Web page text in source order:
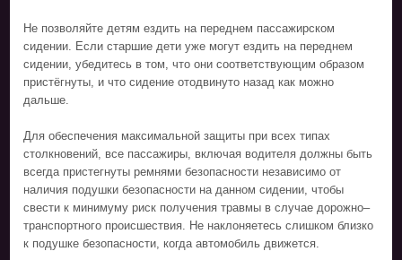
Не позволяйте детям ездить на переднем пассажирском
сидении. Если старшие дети уже могут ездить на переднем
сидении, убедитесь в том, что они соответствующим образом
пристёгнуты, и что сидение отодвинуто назад как можно
дальше.
Для обеспечения максимальной защиты при всех типах
столкновений, все пассажиры, включая водителя должны быть
всегда пристегнуты ремнями безопасности независимо от
наличия подушки безопасности на данном сидении, чтобы
свести к минимуму риск получения травмы в случае дорожно–
транспортного происшествия. Не наклоняетесь слишком близко
к подушке безопасности, когда автомобиль движется.